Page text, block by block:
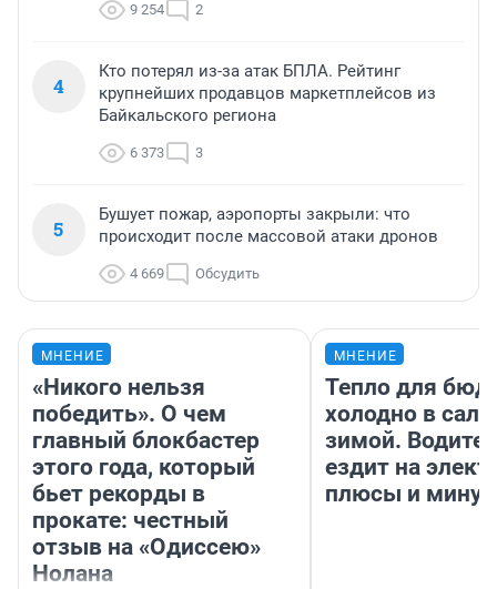
9 254 2
4
Кто потерял из-за атак БПЛА. Рейтинг
крупнейших продавцов маркетплейсов из
Байкальского региона
6 373 3
5
Бушует пожар, аэропорты закрыли: что
происходит после массовой атаки дронов
4 669 Обсудить
МНЕНИЕ
«Никого нельзя
победить». О чем
главный блокбастер
этого года, который
бьет рекорды в
прокате: честный
отзыв на «Одиссею»
Нолана
МНЕНИЕ
Тепло для
холодно в
зимой.
ездит на
плюсы и